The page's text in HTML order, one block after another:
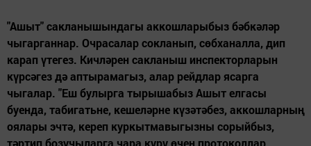
"Ашыт" сакланышындагы аккошларыбыз бәбкәләр
чыгарганнар. Очрасалар сокланып, сөбханалла, дип
карап үтегез. Кичләрен сакланыш инспекторларын
күрсәгез дә аптырамагыз, алар рейдлар ясарга
чыгалар. "Еш булырга тырышабыз Ашыт елгасы
буенда, табигатьне, кешеләрне күзәтәбез, аккошларның
оялары эчтә, кереп куркытмавыгыз­ны сорыйбыз,
тәртип бозучыларга чара күрү өчен протоколлар